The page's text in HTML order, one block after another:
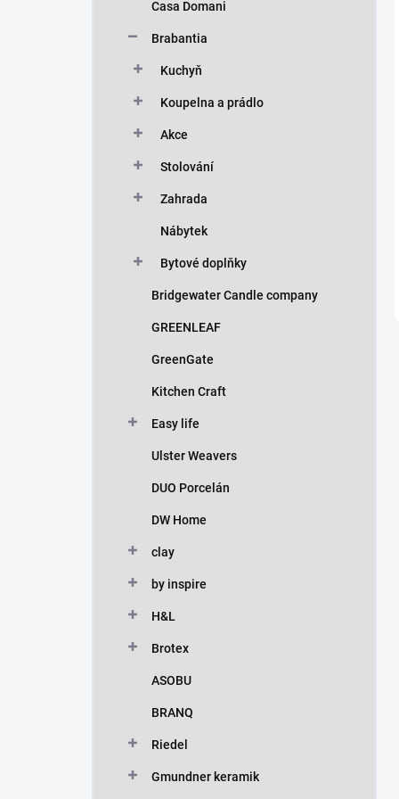
Casa Domani
Brabantia
Kuchyň
Koupelna a prádlo
Akce
Stolování
Zahrada
Nábytek
Bytové doplňky
Bridgewater Candle company
GREENLEAF
GreenGate
Kitchen Craft
Easy life
Ulster Weavers
DUO Porcelán
DW Home
clay
by inspire
H&L
Brotex
ASOBU
BRANQ
Riedel
Gmundner keramik